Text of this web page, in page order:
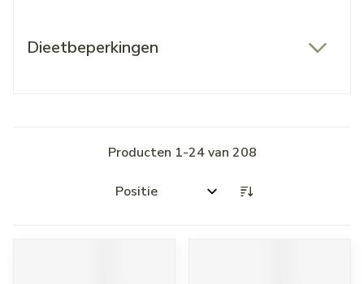
Dieetbeperkingen
Producten 1-24van 208
Sorteer op: